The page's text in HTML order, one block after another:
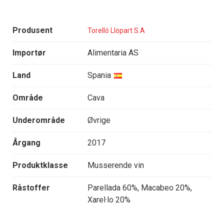
Produsent Torelló Llopart S.A
Importør Alimentaria AS
Land Spania
Område Cava
Underområde Øvrige
Årgang 2017
Produktklasse Musserende vin
Råstoffer
Parellada 60%, Macabeo 20%,
Xarel·lo 20%